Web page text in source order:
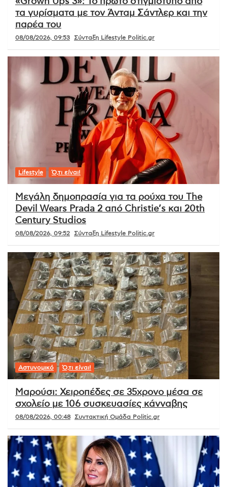
τα γυρίσματα με τον Άνταμ Σάντλερ και την
παρέα του
08/08/2026, 09:53 Σύνταξη Lifestyle Politic.gr
Lifestyle Ό,τι είναι!
Μεγάλη δημοπρασία για τα ρούχα του The
Devil Wears Prada 2 από Christie’s και 20th
Century Studios
08/08/2026, 09:52 Σύνταξη Lifestyle Politic.gr
Αστυνομικό Ό,τι είναι!
Μαρούσι: Χειροπέδες σε 35χρονο μέσα σε
σχολείο με 106 συσκευασίες κάνναβης
08/08/2026, 00:48 Συντακτική Ομάδα Politic.gr